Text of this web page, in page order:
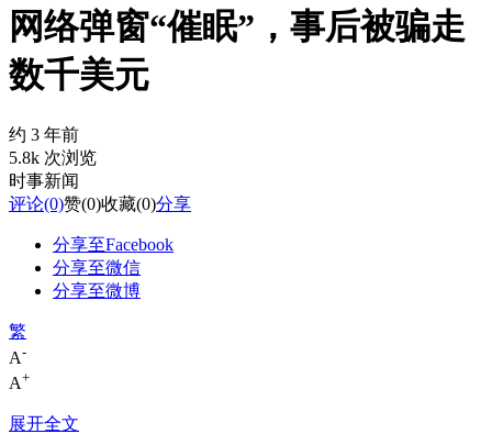
网络弹窗“催眠”，事后被骗走
数千美元
约 3 年前
5.8k 次浏览
时事新闻
评论(0)赞(0)收藏(0)分享
分享至Facebook
分享至微信
分享至微博
繁
A-
A+
展开全文